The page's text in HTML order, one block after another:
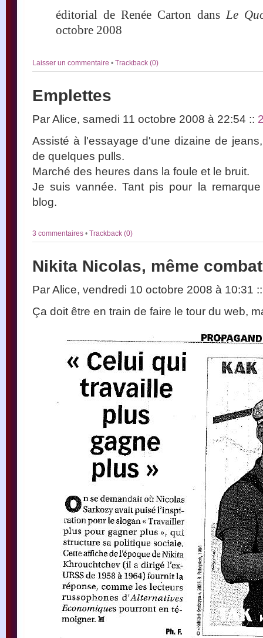
éditorial de Renée Carton dans Le
octobre 2008
Laisser un commentaire • Trackback (0)
Emplettes
Par Alice, samedi 11 octobre 2008 à 22:54 ::
Assisté à l'essayage d'une dizaine de
de quelques pulls.
Marché des heures dans la foule et le bruit.
Je suis vannée. Tant pis pour la
blog.
3 commentaires • Trackback (0)
Nikita Nicolas, même
Par Alice, vendredi 10 octobre 2008 à 10:31 ::
Ça doit être en train de faire le tour du web,